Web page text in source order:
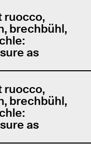
ruocco,
brechbühl,
as
ruocco,
brechbühl,
as